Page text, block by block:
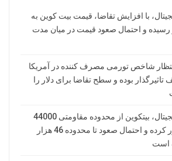
با افزایش تقاضا، قیمت بیت کوین به
دلار رسیده و احتمال صعود قیمت در میان مدت
شاخص تورمی مصرف کننده در آمریکا
تاثیرگذار بوده و سطح تقاضا برای دلار را
در بازار ارزهای دیجیتال، بیتکوین از محدوده مقاومتی 44000
دلاری با اعتبار عبور کرده و احتمال صعود تا محدوده 46 هزار
است